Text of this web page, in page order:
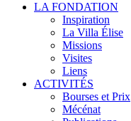
LA FONDATION
Inspiration
La Villa Élise
Missions
Visites
Liens
ACTIVITÉS
Bourses et Prix
Mécénat